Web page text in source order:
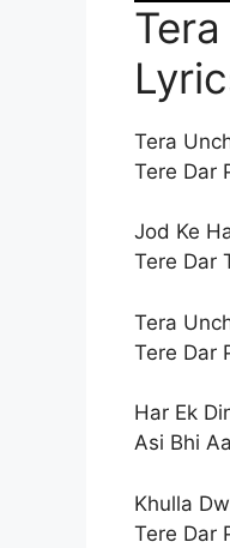
Tera
Tere Dar
Jod Ke
Tere Dar
Tera
Tere Dar
Har Ek
Asi Bhi
Khulla
Tere Dar